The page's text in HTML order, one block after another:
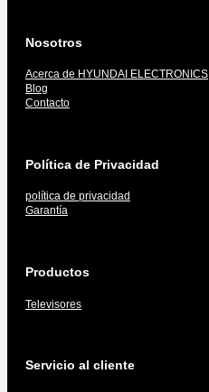
Nosotros
Acerca de HYUNDAI ELECTRONICS
Blog
Contacto
Política de Privacidad
política de privacidad
Garantía
Productos
Televisores
Servicio al cliente